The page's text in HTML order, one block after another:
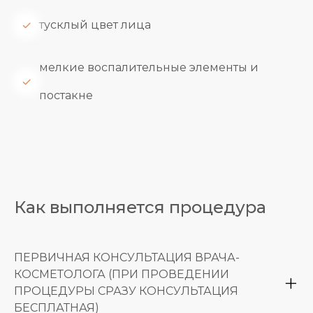
тусклый цвет лица
мелкие воспалительные элементы и
постакне
Как выполняется процедура
ПЕРВИЧНАЯ КОНСУЛЬТАЦИЯ ВРАЧА-
КОСМЕТОЛОГА (ПРИ ПРОВЕДЕНИИ
ПРОЦЕДУРЫ СРАЗУ КОНСУЛЬТАЦИЯ
БЕСПЛАТНАЯ)